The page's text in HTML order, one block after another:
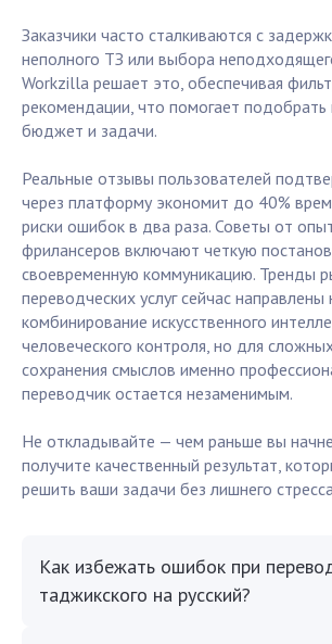
Заказчики часто сталкиваются с
неполного ТЗ или выбора
Workzilla решает это, обеспечивая
рекомендации, что помогает подобрать
бюджет и задачи.
Реальные отзывы пользователей
через платформу экономит до 40%
риски ошибок в два раза. Советы от
фрилансеров включают четкую
своевременную коммуникацию. Тренды
переводческих услуг сейчас направлены
комбинирование искусственного
человеческого контроля, но для
сохранения смыслов именно
переводчик остается незаменимым.
Не откладывайте — чем раньше вы
получите качественный результат,
решить ваши задачи без лишнего
Как избежать ошибок при
таджикского на русский?